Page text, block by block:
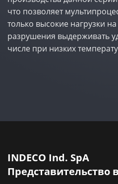
что позволяет
только высокие нагрузки
разрушения выдерживать
числе при низких
INDECO Ind. SpA
Представительство